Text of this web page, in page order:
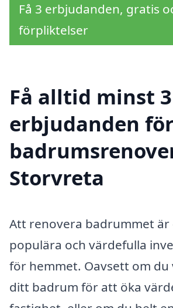
Få 3 erbjudanden, gratis
förpliktelser
Få alltid minst 3
erbjudanden för
Storvreta
Att renovera badrummet är
populära och värdefulla
för hemmet. Oavsett om
ditt badrum för att öka